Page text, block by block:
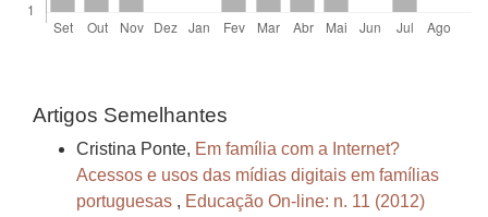
Artigos Semelhantes
Cristina Ponte, Em família com a Internet?
Acessos e usos das mídias digitais em famílias
portuguesas , Educação On-line: n. 11 (2012)